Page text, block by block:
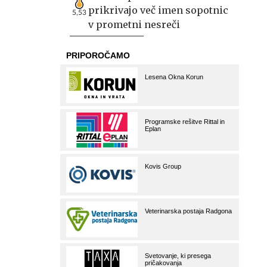
5,53 prikrivajo več imen sopotnic
v prometni nesreči